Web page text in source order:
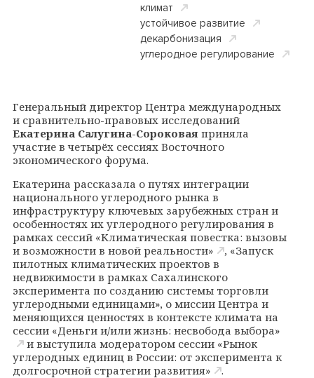
Генеральный директор Центра международных
и сравнительно-правовых исследований
Екатерина Салугина-Сороковая приняла
участие в четырёх сессиях Восточного
экономического форума.
Екатерина рассказала о путях интеграции
национального углеродного рынка в
инфраструктуру ключевых зарубежных стран и
особенностях их углеродного регулирования в
рамках сессий «Климатическая повестка: вызовы
и возможности в новой реальности»
, «Запуск
пилотных климатических проектов в
недвижимости в рамках Сахалинского
эксперимента по созданию системы торговли
углеродными единицами», о миссии Центра и
меняющихся ценностях в контексте климата на
сессии «Деньги и/или жизнь: несвобода выбора»
и выступила модератором сессии «Рынок
углеродных единиц в России: от эксперимента к
долгосрочной стратегии развития»
.
климат
устойчивое развитие
декарбонизация
углеродное регулирование